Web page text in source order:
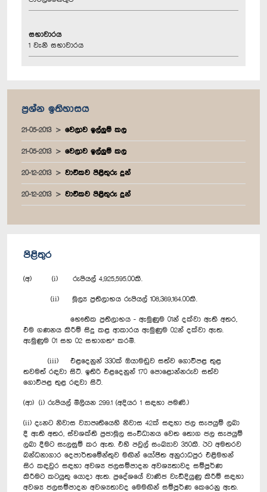
සභාවාරය
1 වැනි සභාවාරය
ප්‍රශ්න ඉතිහාසය
21-05-2013 වෙලාව ඉල්ලුම් කල
21-05-2013 වෙලාව ඉල්ලුම් කල
20-12-2013 වාචිකව පිළිතුරු දුන්
20-12-2013 වාචිකව පිළිතුරු දුන්
පිළිතුර
(අ) (i) රුපියල් 4,925,595.00කි.
(ii) මූල්‍ය ප්‍රතිලාභය රුපියල් 108,369,164.00කි.
භෞතික ප්‍රතිලාභය - ඇමුණුම 01න් දක්වා ඇති අතර,
එම ගණනය කිරීම් සිදු කළ ආකාරය ඇමුණුම 02න් දක්වා ඇත.
ඇමුණුම 01 සහ 02 සභාගත* කරමි.
(iii) එළදෙනුන් 330ක් ඔයාමඩුව සත්ව ගොවිපළ තුළ
තවමත් රඳවා සිටී. ඉතිරි එළදෙනුන් 170 පොළොන්නරුව සත්ව
ගොවිපළ තුළ රඳවා සිටී.
(ආ) (i) රුපියල් මිලියන 299.1 (අදියර 1 සඳහා පමණි.)
(ii) දැනට නිවාස ව්‍යාපෘතියෙහි නිවාස 42ක් සඳහා ජල සැපයුම් ලබා
දී ඇති අතර, ස්වශක්ති ප්‍රජාමූල සංවිධානය වෙත තොග ජල සැපයුම්
ලබා දීමට සැලසුම් කර ඇත. එහි පවුල් සංඛ්‍යාව 350කි. ඊට අමතරව
බන්ධනාගාර දෙපාර්තමේන්තුව මඟින් යෝජිත අනුරාධපුර එළිමහන්
සිර කඳවුර සඳහා අවශ්‍ය ජලසම්පාදන අවශ්‍යතාවද සම්පූර්ණ
කිරීමට කටයුතු යොදා ඇත. ප්‍රදේශයේ වාණිජ වැඩිදියුණු කිරීම් සඳහා
අවශ්‍ය ජලසම්පාදන අවශ්‍යතාවද මෙමඟින් සම්පූර්ණ කෙරෙනු ඇත.